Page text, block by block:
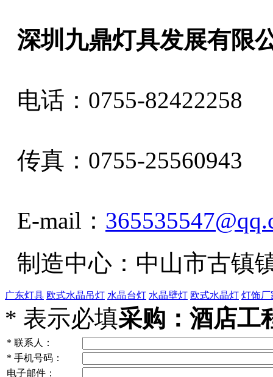
深圳九鼎灯具发展有限
电话：0755-82422258
传真：0755-25560943
E-mail：
制造中心：中山市古镇
广东灯具 欧式水晶吊灯 水晶台灯 水晶壁灯 欧式水晶灯 灯饰厂
* 表示必填采购：酒店工
* 联系人：
* 手机号码：
电子邮件：